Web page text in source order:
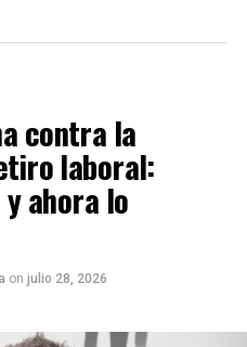
contra la
laboral:
ahora lo
on julio 28, 2026